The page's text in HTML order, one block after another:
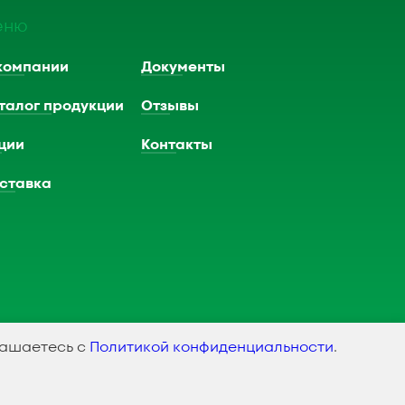
Документы
продукции Отзывы
Контакты
с Политикой конфиденциальности.